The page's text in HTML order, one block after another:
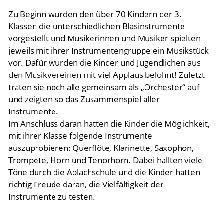
Zu Beginn wurden den über 70 Kindern der 3.
Klassen die unterschiedlichen Blasinstrumente
vorgestellt und Musikerinnen und Musiker spielten
jeweils mit ihrer Instrumentengruppe ein Musikstück
vor. Dafür wurden die Kinder und Jugendlichen aus
den Musikvereinen mit viel Applaus belohnt! Zuletzt
traten sie noch alle gemeinsam als „Orchester“ auf
und zeigten so das Zusammenspiel aller
Instrumente.
Im Anschluss daran hatten die Kinder die Möglichkeit,
mit ihrer Klasse folgende Instrumente
auszuprobieren: Querflöte, Klarinette, Saxophon,
Trompete, Horn und Tenorhorn. Dabei hallten viele
Töne durch die Ablachschule und die Kinder hatten
richtig Freude daran, die Vielfältigkeit der
Instrumente zu testen.